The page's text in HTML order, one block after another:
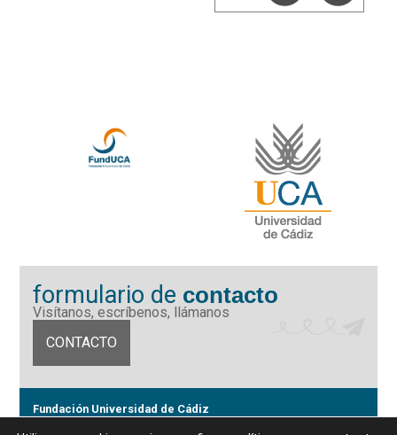
formulario de contacto
Visítanos, escríbenos, llámanos
CONTACTO
Fundación Universidad de Cádiz